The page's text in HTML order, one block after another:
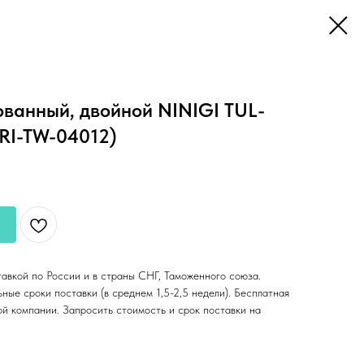
двойной NINIGI TUL-
TW-04012)
по России и в страны СНГ, Таможенного союза.
сроки поставки (в среднем 1,5-2,5 недели). Бесплатная
компании. Запросить стоимость и срок поставки на